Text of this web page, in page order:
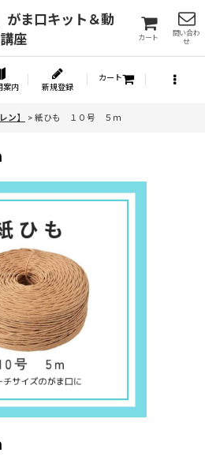
がま口キット＆動
座
カート
問い合わ
せ
案内 新規登録
カート
ン】 > 紙ひも １０号 ５ｍ